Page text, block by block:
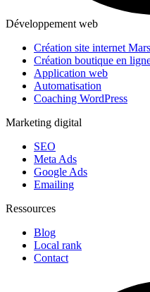
Développement web
Création site internet
Création boutique en
Application web
Automatisation
Coaching WordPress
Marketing digital
SEO
Meta Ads
Google Ads
Emailing
Ressources
Blog
Local rank
Contact